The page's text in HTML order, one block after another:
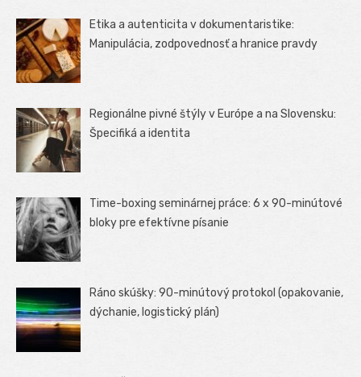
Etika a autenticita v dokumentaristike:
Manipulácia, zodpovednosť a hranice pravdy
Regionálne pivné štýly v Európe a na Slovensku:
Špecifiká a identita
Time-boxing seminárnej práce: 6 x 90-minútové
bloky pre efektívne písanie
Ráno skúšky: 90-minútový protokol (opakovanie,
dýchanie, logistický plán)